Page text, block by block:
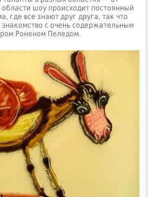
шоу происходит постоянный
где все знают друг друга, так что
с очень содержательным
Роненом Пеледом.